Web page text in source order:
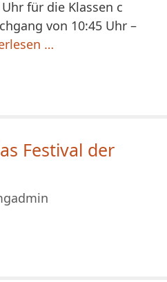
für die Klassen c
von 10:45 Uhr –
…
Festival der